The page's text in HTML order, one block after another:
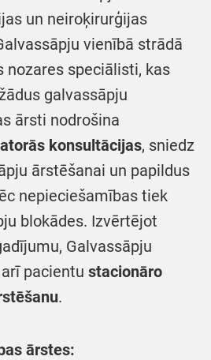
un neiroķirurģijas
vienībā strādā
nozares speciālisti, kas
galvassāpju
ārsti nodrošina
konsultācijas, sniedz
ārstēšanai un papildus
nepieciešamības tiek
blokādes. Izvērtējot
Galvassāpju
pacientu stacionāro
.
ārstes: